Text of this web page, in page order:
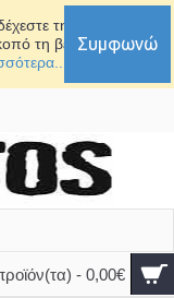
τη χρήση
τη βελτίωσηΣυμφωνώ
- 0,00€